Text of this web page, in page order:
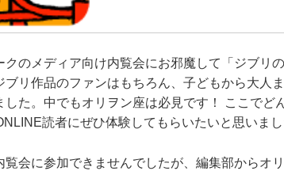
のメディア向け内覧会にお邪魔して「ジブリ
ブリ作品のファンはもちろん、子どもから大人
した。中でもオリヲン座は必見です！ ここでど
読者にぜひ体験してもらいたいと思いまし
会に参加できませんでしたが、編集部からオ